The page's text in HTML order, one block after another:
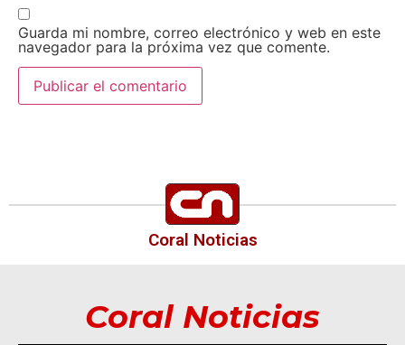
Guarda mi nombre, correo electrónico y web en este
navegador para la próxima vez que comente.
Coral Noticias
Coral Noticias